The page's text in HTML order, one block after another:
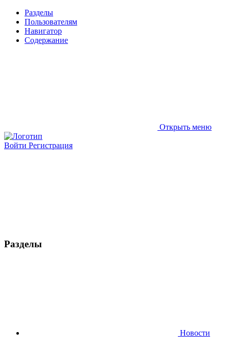
Разделы
Пользователям
Навигатор
Содержание
Открыть меню
Войти Регистрация
Разделы
Новости